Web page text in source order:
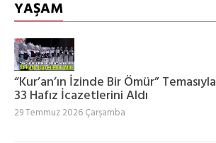
YAŞAM
“Kur’an’ın İzinde Bir Ömür” Temasıyla
33 Hafız İcazetlerini Aldı
29 Temmuz 2026 Çarşamba